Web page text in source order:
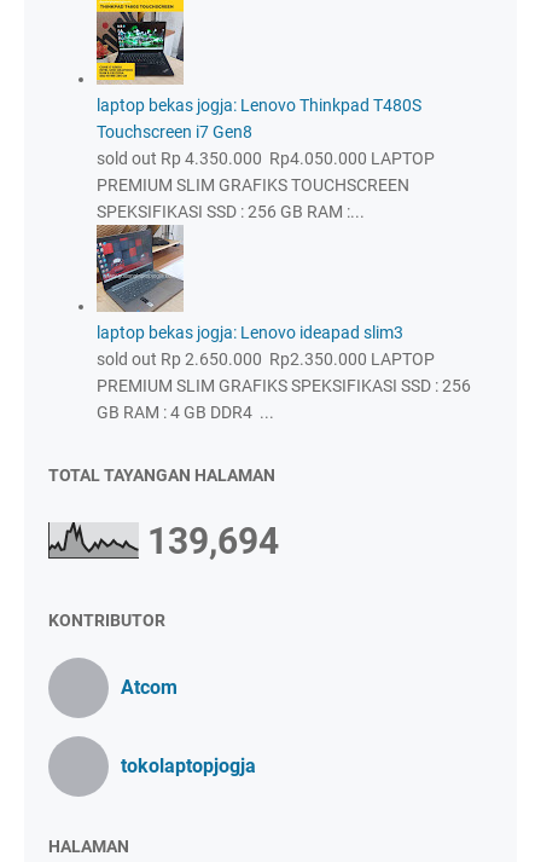
laptop bekas jogja: Lenovo Thinkpad T480S
Touchscreen i7 Gen8
sold out Rp 4.350.000 Rp4.050.000 LAPTOP
PREMIUM SLIM GRAFIKS TOUCHSCREEN
SPEKSIFIKASI SSD : 256 GB RAM :...
laptop bekas jogja: Lenovo ideapad slim3
sold out Rp 2.650.000 Rp2.350.000 LAPTOP
PREMIUM SLIM GRAFIKS SPEKSIFIKASI SSD : 256
GB RAM : 4 GB DDR4 ...
TOTAL TAYANGAN HALAMAN
139,694
KONTRIBUTOR
Atcom
tokolaptopjogja
HALAMAN